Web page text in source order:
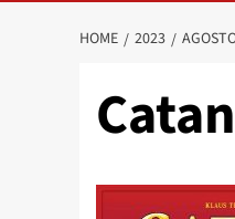
HOME 2023